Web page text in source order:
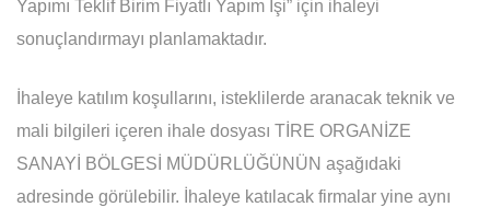
Yapımı Teklif Birim Fiyatlı Yapım İşi” için ihaleyi
sonuçlandırmayı planlamaktadır.
İhaleye katılım koşullarını, isteklilerde aranacak teknik ve
mali bilgileri içeren ihale dosyası TİRE ORGANİZE
SANAYİ BÖLGESİ MÜDÜRLÜĞÜNÜN aşağıdaki
adresinde görülebilir. İhaleye katılacak firmalar yine aynı